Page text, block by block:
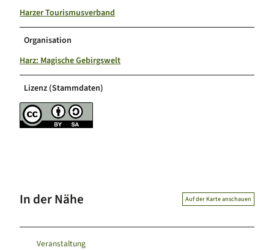
Harzer Tourismusverband
Organisation
Harz: Magische Gebirgswelt
Lizenz (Stammdaten)
In der Nähe Auf der Karte anschauen
Veranstaltung